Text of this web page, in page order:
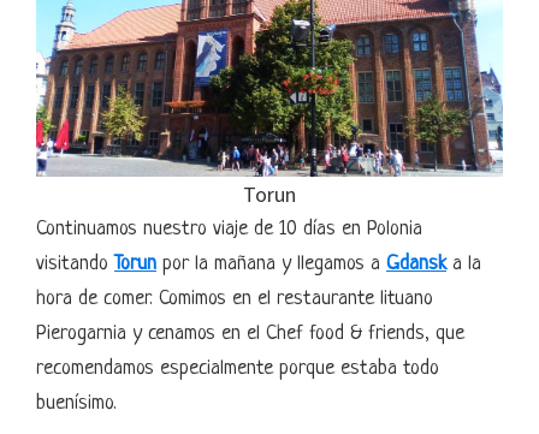
Torun
Continuamos nuestro viaje de 10 días en Polonia
visitando Torun por la mañana y llegamos a Gdanska la
hora de comer. Comimos en el restaurante lituano
Pierogarnia y cenamos en el Chef food & friends, que
recomendamos especialmente porque estaba todo
buenísimo.